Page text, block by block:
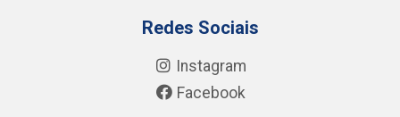
Redes Sociais
Instagram
Facebook